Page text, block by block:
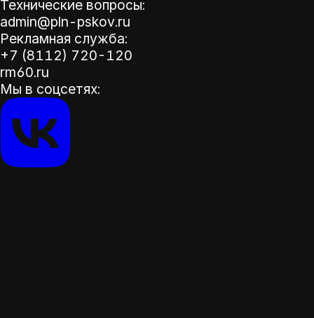
Технические вопросы:
admin@pln-pskov.ru
Рекламная служба:
+7 (8112) 720-120
rm60.ru
Мы в соцсетях: